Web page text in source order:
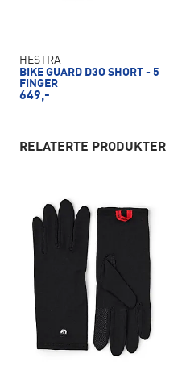
HESTRA
BIKE GUARD D3O SHORT - 5
FINGER
649,-
RELATERTE PRODUKTER